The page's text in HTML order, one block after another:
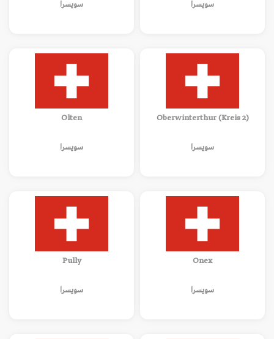
سويسرا سويسرا
Oberwinterthur (Kreis 2)
سويسرا
Olten
سويسرا
Onex
سويسرا
Pully
سويسرا